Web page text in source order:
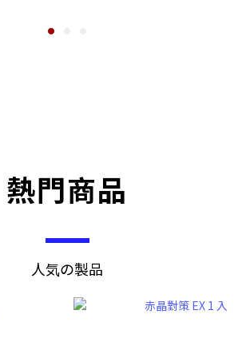
熱門商品
人気の製品